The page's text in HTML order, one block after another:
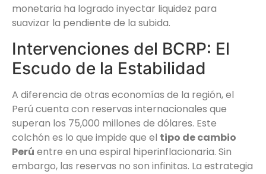
monetaria ha logrado inyectar liquidez para
suavizar la pendiente de la subida.
Intervenciones del BCRP: El
Escudo de la Estabilidad
A diferencia de otras economías de la región, el
Perú cuenta con reservas internacionales que
superan los 75,000 millones de dólares. Este
colchón es lo que impide que el tipo de cambio
Perú entre en una espiral hiperinflacionaria. Sin
embargo, las reservas no son infinitas. La estrategia